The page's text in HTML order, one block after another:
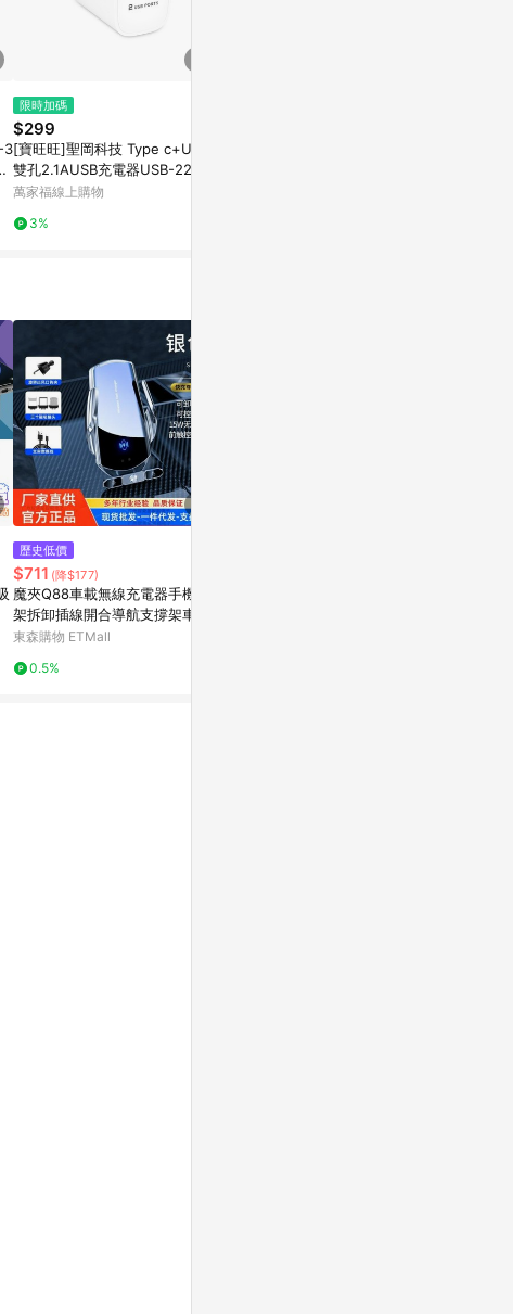
3
限時加碼
$299
[寶旺旺]聖岡科技 Type c+USB
雙孔2.1AUSB充電器USB-221AC
萬家福線上購物
3%
歷史低價
$711 (降$177)
魔夾Q88車載無線充電器手機支
架拆卸插線開合導航支撐架車內
東森購物 ETMall
0.5%